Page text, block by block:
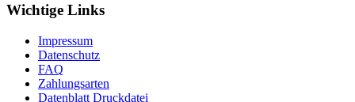
Wichtige Links
Impressum
Datenschutz
FAQ
Zahlungsarten
Datenblatt Druckdatei